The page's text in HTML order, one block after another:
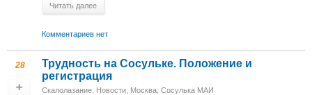
Читать далее
Комментариев нет
28
Трудность на Сосульке. Положение и
регистрация
Скалолазание Новости Москва, Сосулька МАИ